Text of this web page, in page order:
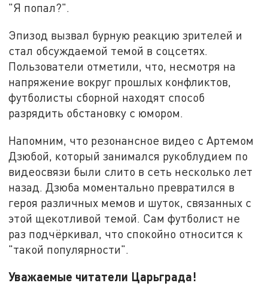
"Я попал?".
Эпизод вызвал бурную реакцию зрителей и
стал обсуждаемой темой в соцсетях.
Пользователи отметили, что, несмотря на
напряжение вокруг прошлых конфликтов,
футболисты сборной находят способ
разрядить обстановку с юмором.
Напомним, что резонансное видео с Артемом
Дзюбой, который занимался рукоблудием по
видеосвязи были слито в сеть несколько лет
назад. Дзюба моментально превратился в
героя различных мемов и шуток, связанных с
этой щекотливой темой. Сам футболист не
раз подчёркивал, что спокойно относится к
"такой популярности".
Уважаемые читатели Царьграда!